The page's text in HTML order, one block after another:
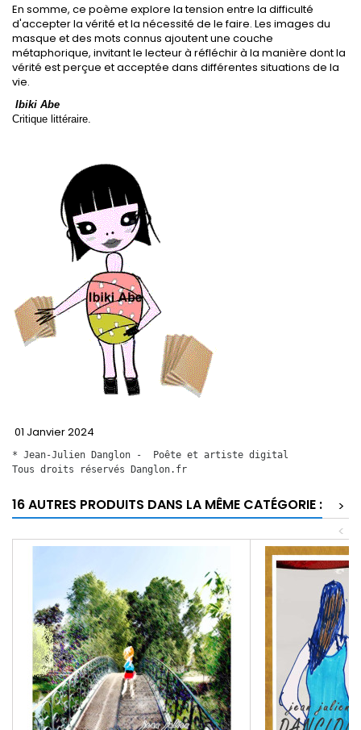
En somme, ce poème explore la tension entre la difficulté
d'accepter la vérité et la nécessité de le faire. Les images du
masque et des mots connus ajoutent une couche
métaphorique, invitant le lecteur à réfléchir à la manière dont la
vérité est perçue et acceptée dans différentes situations de la
vie.
Ibiki Abe
Critique littéraire.
01 Janvier 2024
* Jean-Julien Danglon -  Poête et artiste digital
Tous droits réservés Danglon.fr
16 AUTRES PRODUITS DANS LA MÊME CATÉGORIE :
>
<